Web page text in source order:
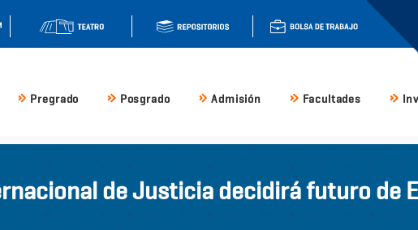
Pregrado Posgrado Admisión Facultades
de Justicia decidirá futuro de